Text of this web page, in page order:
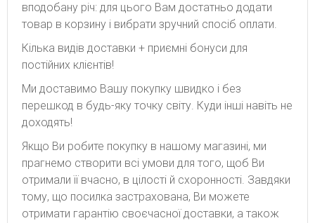
вподобану річ: для цього Вам достатньо додати
товар в корзину і вибрати зручний спосіб оплати.
Кілька видів доставки + приємні бонуси для
постійних клієнтів!
Ми доставимо Вашу покупку швидко і без
перешкод в будь-яку точку світу. Куди інші навіть не
доходять!
Якщо Ви робите покупку в нашому магазині, ми
прагнемо створити всі умови для того, щоб Ви
отримали її вчасно, в цілості й схоронності. Завдяки
тому, що посилка застрахована, Ви можете
отримати гарантію своєчасної доставки, а також